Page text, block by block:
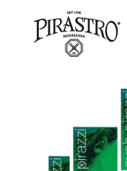
Bildergalerie